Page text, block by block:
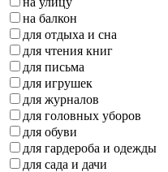
на балкон
для отдыха и сна
для чтения книг
для письма
для игрушек
для журналов
для головных уборов
для обуви
для гардероба и одежды
для сада и дачи